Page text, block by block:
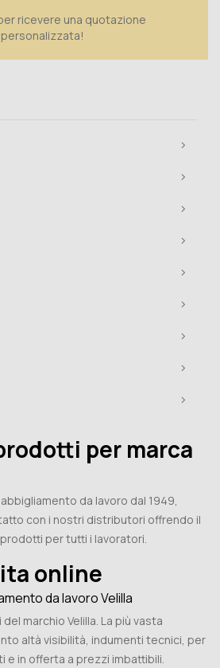
ricevere una quotazione
personalizzata!
per marca
da lavoro dal 1949,
con i nostri distributori offrendo il
per tutti i lavoratori.
online
da lavoro Velilla
marchio Velilla. La più vasta
altà visibilità, indumenti tecnici, per
e in offerta a prezzi imbattibili.